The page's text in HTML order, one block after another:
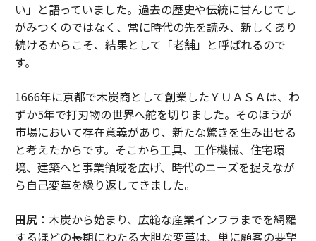
い」と語っていました。過去の歴史や伝統に甘んじてし
がみつくのではなく、常に時代の先を読み、新しくあり
続けるからこそ、結果として「老舗」と呼ばれるので
す。
1666年に京都で木炭商として創業したＹＵＡＳＡは、わ
ずか5年で打刃物の世界へ舵を切りました。そのほうが
市場において存在意義があり、新たな驚きを生み出せる
と考えたからです。そこから工具、工作機械、住宅環
境、建築へと事業領域を広げ、時代のニーズを捉えなが
ら自己変革を繰り返してきました。
田尻：木炭から始まり、広範な産業インフラまでを網羅
するほどの長期にわたる大胆な変革は、単に顧客の要望